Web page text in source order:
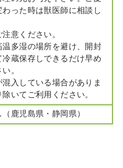
わった時は獣医師に相談し
意ください。
温多湿の場所を避け、開封
冷蔵保存しできるだけ早め
。
入している場合がありま
いてご利用ください。
鹿児島県・静岡県）